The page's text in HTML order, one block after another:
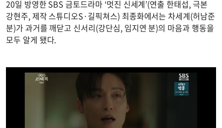
20일 방영한 SBS 금토드라마 ‘멋진 신세계’(연출 한태섭, 극본
강현주, 제작 스튜디오S·길픽쳐스) 최종화에서는 차세계(허남준
분)가 과거를 깨닫고 신서리(강단심, 임지연 분)의 마음과 행동을
모두 알게 됐다.